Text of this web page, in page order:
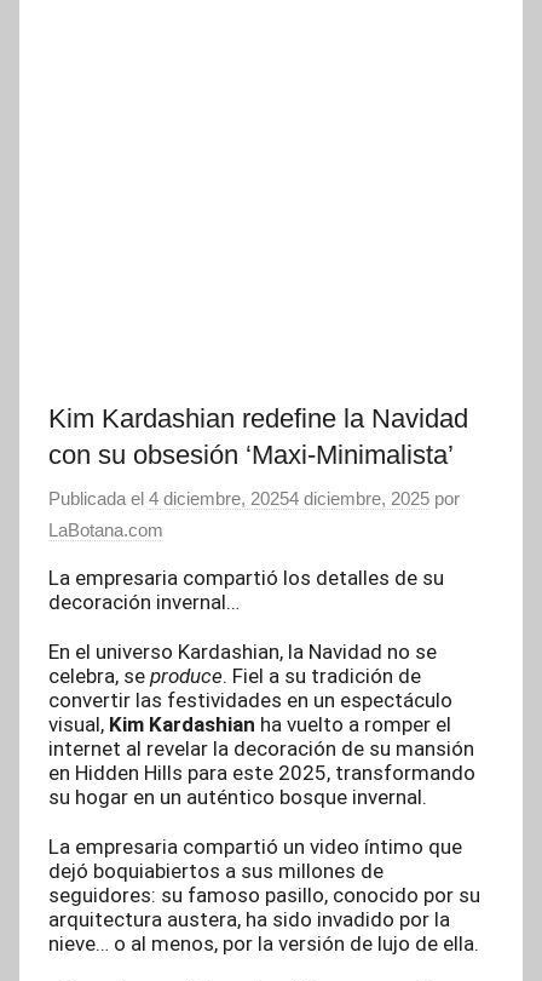
Kim Kardashian redefine la Navidad
con su obsesión ‘Maxi-Minimalista’
Publicada el 4 diciembre, 20254 diciembre, 2025 por
LaBotana.com
La empresaria compartió los detalles de su
decoración invernal…
En el universo Kardashian, la Navidad no se
celebra, se produce. Fiel a su tradición de
convertir las festividades en un espectáculo
visual, Kim Kardashian ha vuelto a romper el
internet al revelar la decoración de su mansión
en Hidden Hills para este 2025, transformando
su hogar en un auténtico bosque invernal.
La empresaria compartió un video íntimo que
dejó boquiabiertos a sus millones de
seguidores: su famoso pasillo, conocido por su
arquitectura austera, ha sido invadido por la
nieve… o al menos, por la versión de lujo de ella.